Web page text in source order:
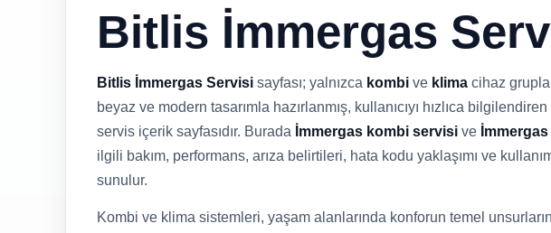
Bitlis İmmergas
Bitlis İmmergas Servisi sayfası; yalnızca kombi ve klima cihaz
beyaz ve modern tasarımla hazırlanmış, kullanıcıyı hızlıca
servis içerik sayfasıdır. Burada İmmergas kombi servisi ve
ilgili bakım, performans, arıza belirtileri, hata kodu yaklaşımı ve
sunulur.
Kombi ve klima sistemleri, yaşam alanlarında konforun temel